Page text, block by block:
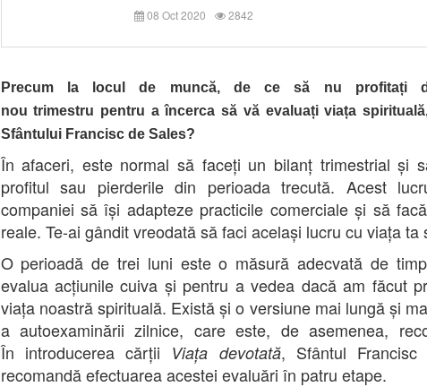
08 Oct 2020 2842
Precum la locul de muncă, de ce să nu profitați
nou trimestru pentru a încerca să vă evaluați viața
Sfântului Francisc de Sales?
În afaceri, este normal să faceți un bilanț trimestrial și
profitul sau pierderile din perioada trecută. Acest
companiei să își adapteze practicile comerciale și să
reale. Te-ai gândit vreodată să faci același lucru cu viața ta
O perioadă de trei luni este o măsură adecvată de
evalua acțiunile cuiva și pentru a vedea dacă am făcut
viața noastră spirituală. Există și o versiune mai lungă și
a autoexaminării zilnice, care este, de asemenea,
În introducerea cărții Viața devotată, Sfântul Francisc
recomandă efectuarea acestei evaluări în patru etape.